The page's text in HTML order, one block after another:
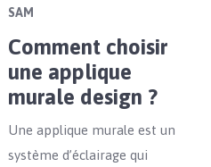
SAM
Comment choisir
une applique
murale design ?
Une applique murale est un
système d’éclairage qui